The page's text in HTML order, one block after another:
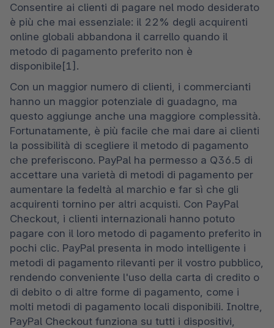
Consentire ai clienti di pagare nel modo desiderato
è più che mai essenziale: il 22% degli acquirenti
online globali abbandona il carrello quando il
metodo di pagamento preferito non è
disponibile[1].
Con un maggior numero di clienti, i commercianti
hanno un maggior potenziale di guadagno, ma
questo aggiunge anche una maggiore complessità.
Fortunatamente, è più facile che mai dare ai clienti
la possibilità di scegliere il metodo di pagamento
che preferiscono. PayPal ha permesso a Q36.5 di
accettare una varietà di metodi di pagamento per
aumentare la fedeltà al marchio e far sì che gli
acquirenti tornino per altri acquisti. Con PayPal
Checkout, i clienti internazionali hanno potuto
pagare con il loro metodo di pagamento preferito in
pochi clic. PayPal presenta in modo intelligente i
metodi di pagamento rilevanti per il vostro pubblico,
rendendo conveniente l'uso della carta di credito o
di debito o di altre forme di pagamento, come i
molti metodi di pagamento locali disponibili. Inoltre,
PayPal Checkout funziona su tutti i dispositivi,